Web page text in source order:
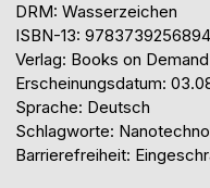
DRM: Wasserzeichen
ISBN-13: 9783739256894
Verlag: Books on Demand
Erscheinungsdatum:
Sprache: Deutsch
Schlagworte:
Barrierefreiheit: